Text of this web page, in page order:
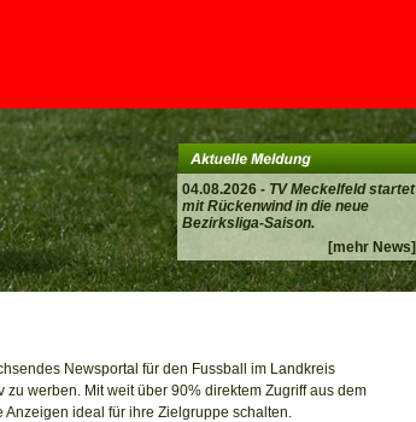
04.08.2026 - TV Meckelfeld startet
mit Rückenwind in die neue
Bezirksliga-Saison.
[mehr News]
Newsportal für den Fussball im Landkreis
werben. Mit weit über 90% direktem Zugriff aus dem
ideal für ihre Zielgruppe schalten.